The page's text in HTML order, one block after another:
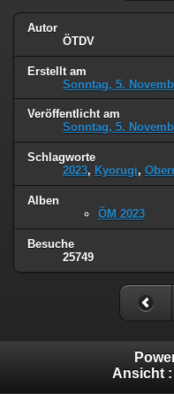
Autor
ÖTDV
Erstellt am
Sonntag, 5.
Veröffentlicht am
Sonntag, 5.
Schlagworte
2023, Kyorugi,
Alben
ÖM 2023
Besuche
25749
Ansicht :